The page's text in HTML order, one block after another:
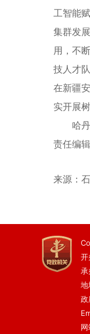
工智能
集群发
用，不
技人才
在新疆
实开展
哈丹
责任编
来源：
开
承
地
政